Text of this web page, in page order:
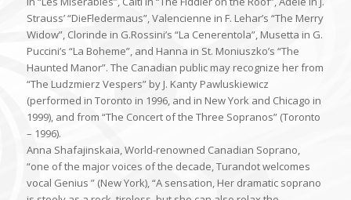
Strauss’ “DieFledermaus”, Valencienne in F. Lehar’s “The Merry
Widow”, Clorinde in G.Rossini’s “La Cenerentola”, Musetta in G.
Puccini’s “La Boheme”, and Hanna in St. Moniuszko’s “The
Haunted Manor”. The Canadian public may recognize her from
“The Ludzmierz Vespers” by J. Kanty Pawluskiewicz
(performed in Toronto in 1996, and in New York and Chicago in
1999), and from “The Concert of the Three Sopranos” (Toronto
– 1996).
Anna Shafajinskaia, World-renowned Canadian Soprano,
“one of the major voices of the decade, Turandot welcomes
vocal Genius ” (New York), “A sensation, Her dramatic soprano